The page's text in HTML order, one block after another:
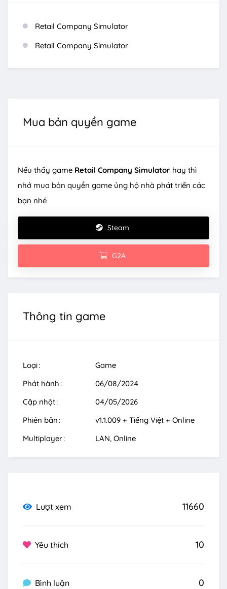
Retail Company Simulator
Retail Company Simulator
Mua bản quyền game
Nếu thấy game Retail Company Simulator hay thì
nhớ mua bản quyền game ủng hộ nhà phát triển các
bạn nhé
Steam
G2A
Thông tin game
Loại
Game
Phát hành
06/08/2024
Cập nhật
04/05/2026
Phiên bản
v1.1.009 + Tiếng Việt + Online
Multiplayer
LAN Online
Lượt xem 11660
Yêu thích 10
Bình luận 0